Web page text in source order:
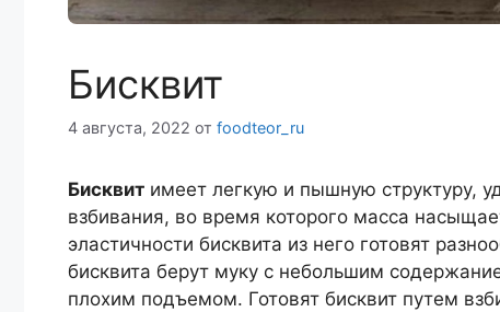
Бисквит
4 августа, 2022 от foodteor_ru
Бисквит имеет легкую и пышную структуру,
взбивания, во время которого масса
эластичности бисквита из него готовят
бисквита берут муку с небольшим
плохим подъемом. Готовят бисквит путем